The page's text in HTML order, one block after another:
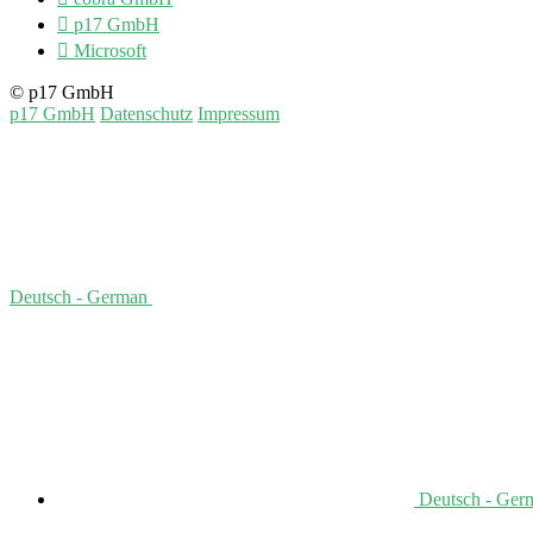
 p17 GmbH
 Microsoft
© p17 GmbH
p17 GmbH Datenschutz Impressum
Deutsch - German
Deutsch -